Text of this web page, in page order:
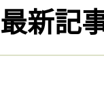
最新記